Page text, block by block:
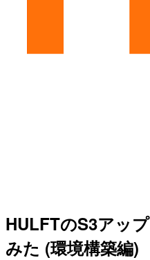
HULFTのS3アッ
みた (環境構築編)